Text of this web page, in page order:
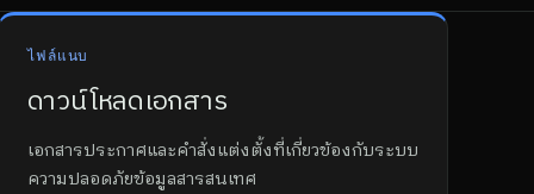
ไฟล์แนบ
ดาวน์โหลดเอกสาร
เอกสารประกาศและคำสั่งแต่งตั้งที่เกี่ยวข้องกับระบบ
ความปลอดภัยข้อมูลสารสนเทศ